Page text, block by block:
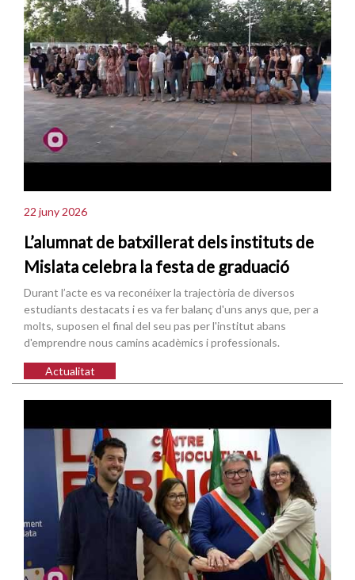
22 juny 2026
L’alumnat de batxillerat dels instituts de
Mislata celebra la festa de graduació
Durant l’acte es va reconéixer la trajectòria de diversos
estudiants destacats i es va fer balanç d'uns anys que, per a
molts, suposen el final del seu pas per l'institut abans
d'emprendre nous camins acadèmics i professionals.
Actualitat